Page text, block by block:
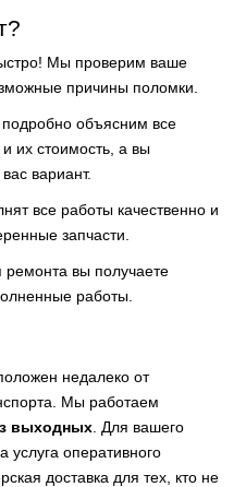
Мы проверим ваше
причины поломки.
объясним все
их стоимость, а вы
вариант.
все работы качественно и
запчасти.
вы получаете
работы.
недалеко от
Мы работаем
выходных . Для вашего
услуга оперативного
доставка для тех, кто не